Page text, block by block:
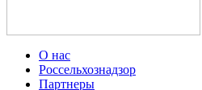
О нас
Россельхознадзор
Партнеры